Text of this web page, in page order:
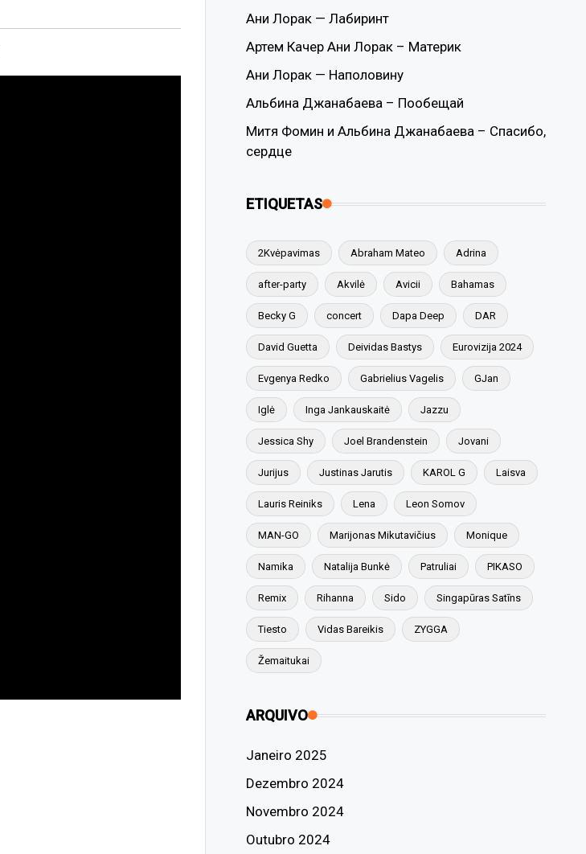
Ани Лорак — Лабиринт
Артем Качер Ани Лорак – Материк
Ани Лорак — Наполовину
Альбина Джанабаева – Пообещай
Митя Фомин и Альбина Джанабаева – Спасибо,
сердце
ETIQUETAS
2Kvėpavimas Abraham Mateo Adrina
after-party Akvilė Avicii Bahamas
Becky G concert Dapa Deep DAR
David Guetta Deividas Bastys Eurovizija 2024
Evgenya Redko Gabrielius Vagelis GJan
Iglė Inga Jankauskaitė Jazzu
Jessica Shy Joel Brandenstein Jovani
Jurijus Justinas Jarutis KAROL G Laisva
Lauris Reiniks Lena Leon Somov
MAN-GO Marijonas Mikutavičius Monique
Namika Natalija Bunkė Patruliai PIKASO
Remix Rihanna Sido Singapūras Satīns
Tiesto Vidas Bareikis ZYGGA
Žemaitukai
ARQUIVO
Janeiro 2025
Dezembro 2024
Novembro 2024
Outubro 2024